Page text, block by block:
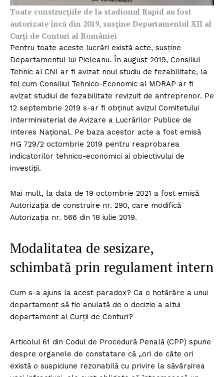
Toate construcțiile de la stadionul Rapid au fost
autorizate încă din 2019, susține Departamentul XII al
Curți de Conturi al României
Pentru toate aceste lucrări există acte, susține
Departamentul lui Pieleanu. În august 2019, Consiliul
Tehnic al CNI ar fi avizat noul studiu de fezabilitate, la
fel cum Consiliul Tehnico-Economic al MDRAP ar fi
avizat studiul de fezabilitate revizuit de antreprenor. Pe
12 septembrie 2019 s-ar fi obținut avizul Comitetului
Interministerial de Avizare a Lucrărilor Publice de
Interes Național. Pe baza acestor acte a fost emisă
HG 729/2 octombrie 2019 pentru reaprobarea
indicatorilor tehnico-economici ai obiectivului de
investiții.
Mai mult, la data de 19 octombrie 2021 a fost emisă
Autorizația de construire nr. 290, care modifică
Autorizația nr. 566 din 18 iulie 2019.
Modalitatea de sesizare,
schimbată prin regulament intern
Cum s-a ajuns la acest paradox? Ca o hotărâre a unui
departament să fie anulată de o decizie a altui
departament al Curții de Conturi?
Articolul 61 din Codul de Procedură Penală (CPP) spune
despre organele de constatare că „ori de câte ori
există o suspiciune rezonabilă cu privire la săvârșirea